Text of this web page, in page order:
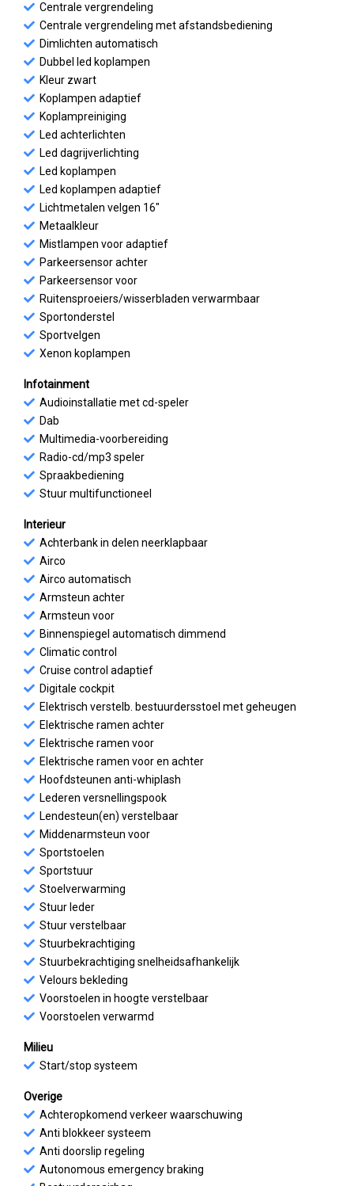
Centrale vergrendeling
Centrale vergrendeling met afstandsbediening
Dimlichten automatisch
Dubbel led koplampen
Kleur zwart
Koplampen adaptief
Koplampreiniging
Led achterlichten
Led dagrijverlichting
Led koplampen
Led koplampen adaptief
Lichtmetalen velgen 16"
Metaalkleur
Mistlampen voor adaptief
Parkeersensor achter
Parkeersensor voor
Ruitensproeiers/wisserbladen verwarmbaar
Sportonderstel
Sportvelgen
Xenon koplampen
Infotainment
Audioinstallatie met cd-speler
Dab
Multimedia-voorbereiding
Radio-cd/mp3 speler
Spraakbediening
Stuur multifunctioneel
Interieur
Achterbank in delen neerklapbaar
Airco
Airco automatisch
Armsteun achter
Armsteun voor
Binnenspiegel automatisch dimmend
Climatic control
Cruise control adaptief
Digitale cockpit
Elektrisch verstelb. bestuurdersstoel met geheugen
Elektrische ramen achter
Elektrische ramen voor
Elektrische ramen voor en achter
Hoofdsteunen anti-whiplash
Lederen versnellingspook
Lendesteun(en) verstelbaar
Middenarmsteun voor
Sportstoelen
Sportstuur
Stoelverwarming
Stuur leder
Stuur verstelbaar
Stuurbekrachtiging
Stuurbekrachtiging snelheidsafhankelijk
Velours bekleding
Voorstoelen in hoogte verstelbaar
Voorstoelen verwarmd
Milieu
Start/stop systeem
Overige
Achteropkomend verkeer waarschuwing
Anti blokkeer systeem
Anti doorslip regeling
Autonomous emergency braking